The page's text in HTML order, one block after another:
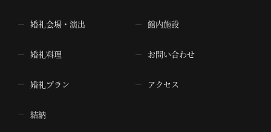
婚礼会場・演出
婚礼料理
婚礼プラン
結納
館内施設
お問い合わせ
アクセス